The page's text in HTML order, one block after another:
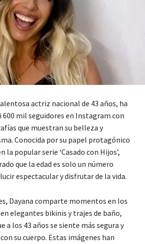
actriz nacional de 43 años, ha
600 mil seguidores en Instagram con
que muestran su belleza y
Conocida por su papel protagónico
popular serie ‘Casado con Hijos’,
que la edad es solo un número
espectacular y disfrutar de la vida.
Dayana comparte momentos en los
en elegantes bikinis y trajes de baño,
a los 43 años se siente más segura y
su cuerpo. Estas imágenes han